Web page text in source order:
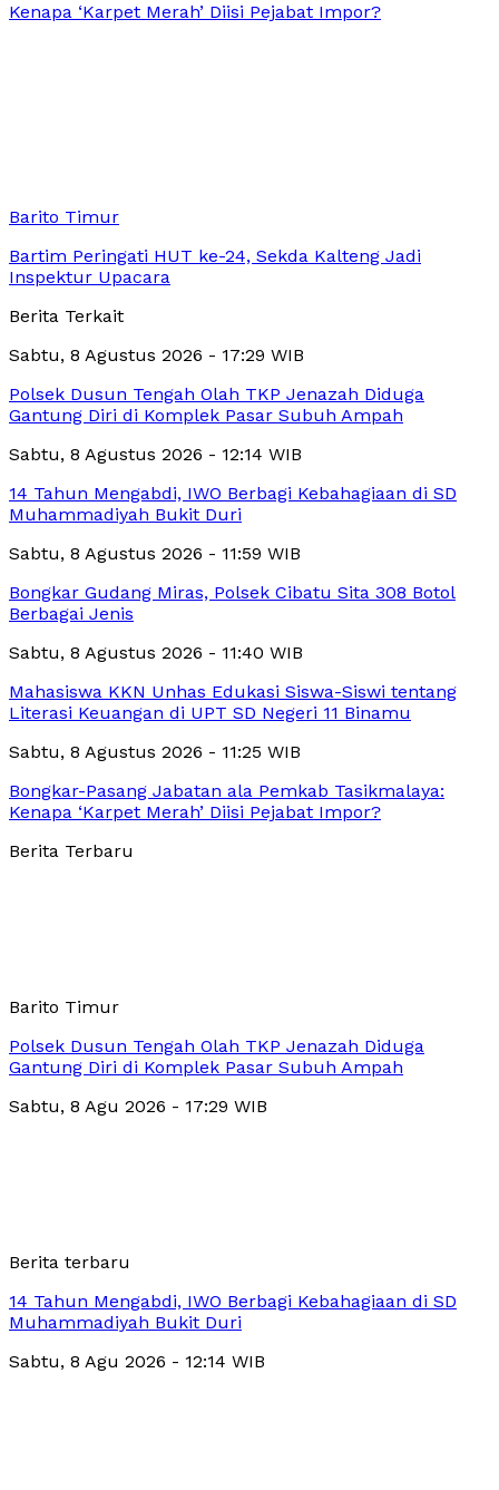
Kenapa ‘Karpet Merah’ Diisi Pejabat Impor?
Barito Timur
Bartim Peringati HUT ke-24, Sekda Kalteng Jadi
Inspektur Upacara
Berita Terkait
Sabtu, 8 Agustus 2026 - 17:29 WIB
Polsek Dusun Tengah Olah TKP Jenazah Diduga
Gantung Diri di Komplek Pasar Subuh Ampah
Sabtu, 8 Agustus 2026 - 12:14 WIB
14 Tahun Mengabdi, IWO Berbagi Kebahagiaan di SD
Muhammadiyah Bukit Duri
Sabtu, 8 Agustus 2026 - 11:59 WIB
Bongkar Gudang Miras, Polsek Cibatu Sita 308 Botol
Berbagai Jenis
Sabtu, 8 Agustus 2026 - 11:40 WIB
Mahasiswa KKN Unhas Edukasi Siswa-Siswi tentang
Literasi Keuangan di UPT SD Negeri 11 Binamu
Sabtu, 8 Agustus 2026 - 11:25 WIB
Bongkar-Pasang Jabatan ala Pemkab Tasikmalaya:
Kenapa ‘Karpet Merah’ Diisi Pejabat Impor?
Berita Terbaru
Barito Timur
Polsek Dusun Tengah Olah TKP Jenazah Diduga
Gantung Diri di Komplek Pasar Subuh Ampah
Sabtu, 8 Agu 2026 - 17:29 WIB
Berita terbaru
14 Tahun Mengabdi, IWO Berbagi Kebahagiaan di SD
Muhammadiyah Bukit Duri
Sabtu, 8 Agu 2026 - 12:14 WIB